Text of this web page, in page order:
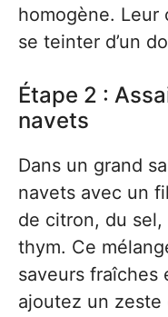
homogène. Leur
se teinter d’un
Étape 2 :
navets
Dans un grand
navets avec un
de citron, du
thym. Ce
saveurs fraîches
ajoutez un